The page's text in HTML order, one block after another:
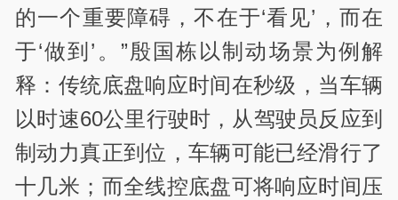
的一个重要障碍，不在于‘看见’，而在
于‘做到’。”殷国栋以制动场景为例解
释：传统底盘响应时间在秒级，当车辆
以时速60公里行驶时，从驾驶员反应到
制动力真正到位，车辆可能已经滑行了
十几米；而全线控底盘可将响应时间压